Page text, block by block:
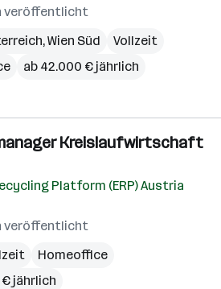
veröffentlicht
,Wien Süd
Vollzeit
ab 42.000 € jährlich
Kreislaufwirtschaft
Platform (ERP) Austria
veröffentlicht
Homeoffice
jährlich